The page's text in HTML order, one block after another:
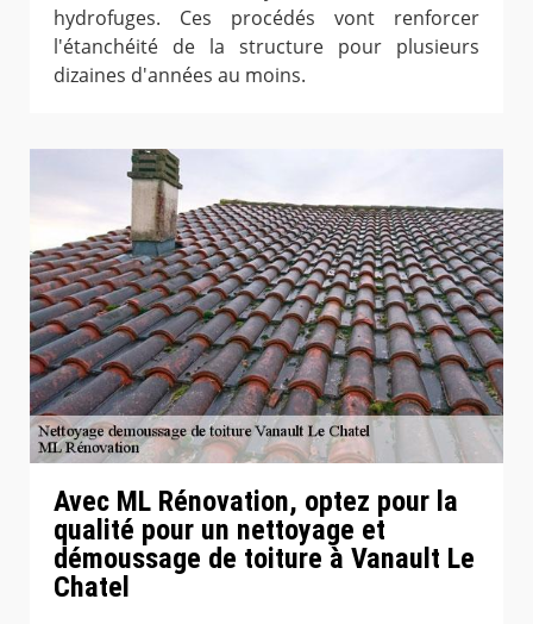
hydrofuges. Ces procédés vont renforcer
l'étanchéité de la structure pour plusieurs
dizaines d'années au moins.
Avec ML Rénovation, optez pour la
qualité pour un nettoyage et
démoussage de toiture à Vanault Le
Chatel